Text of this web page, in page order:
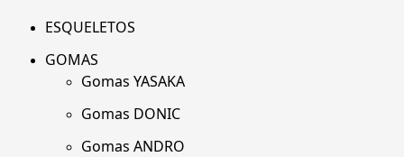
ESQUELETOS
GOMAS
Gomas YASAKA
Gomas DONIC
Gomas ANDRO